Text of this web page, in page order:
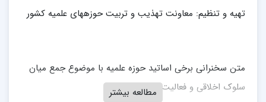
تهیه و تنظیم: معاونت تهذیب و تربیت حوزههای علمیه کشور
متن سخنرانی برخی اساتید حوزه علمیه با موضوع جمع میان
سلوک اخلاقی و فعالیت اجتماعیمطالعه بیشتر